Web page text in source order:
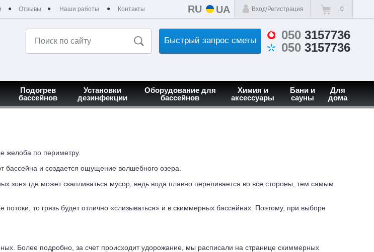
RU UA Вход\Регистрация 0
Отзывы Наши работы Контакты
050 3157736
050 3157736
Быстрый запрос сметы
Подогрев
бассейнов
Установки
дезинфекции
Оборудование для
бассейнов
Химия и
аксессуары
Бани и
сауны
Для
дома
желоба по периметру.
бассейна и создается ощущение волшебного озера.
зон» где может скапливаться мусор, ведь вода плавно переливается во все стороны, тем самым
то грязь будет отлично «слизываться» и в скиммерных бассейнах. Поэтому, при выборе
Более подробно, за счет происходит удорожание, мы расписали на странице скиммерных